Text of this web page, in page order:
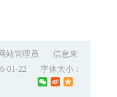
站管理员
信息来
01-22
字体大小：